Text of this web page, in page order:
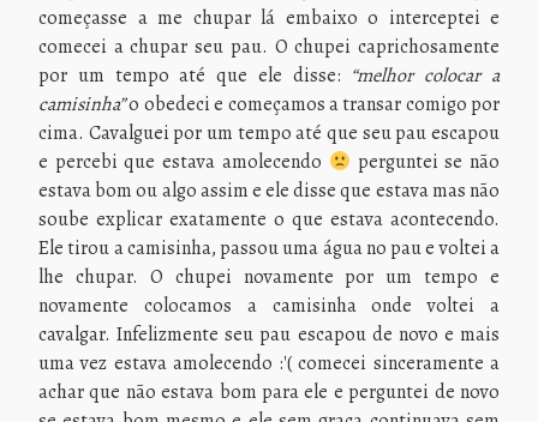
começasse a me chupar lá embaixo o interceptei e
comecei a chupar seu pau. O chupei caprichosamente
por um tempo até que ele disse: “melhor colocar a
camisinha”o obedeci e começamos a transar comigo por
cima. Cavalguei por um tempo até que seu pau escapou
e percebi que estava amolecendo
perguntei se não
estava bom ou algo assim e ele disse que estava mas não
soube explicar exatamente o que estava acontecendo.
Ele tirou a camisinha, passou uma água no pau e voltei a
lhe chupar. O chupei novamente por um tempo e
novamente colocamos a camisinha onde voltei a
cavalgar. Infelizmente seu pau escapou de novo e mais
uma vez estava amolecendo :'( comecei sinceramente a
achar que não estava bom para ele e perguntei de novo